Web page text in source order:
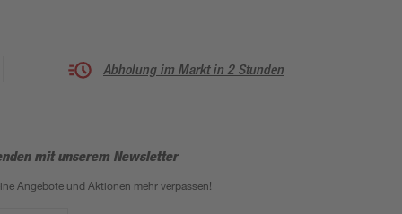
Abholung im Markt in 2 Stunden
mit unserem Newsletter
Angebote und Aktionen mehr verpassen!